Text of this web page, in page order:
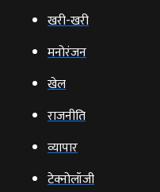
खरी-खरी
मनोरंजन
खेल
राजनीति
व्‍यापार
टेक्‍नोलॉजी